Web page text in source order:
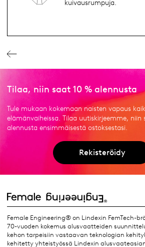
kuivausrumpuja.
Tilaa, niin saat 10 % alennusta
Tule mukaan kokemaan naisten vapaus
elämänvaiheissa. Tilaa uutiskirjeemme, niin
alennusta ensimmäisestä ostoksestasi.
Rekisteröidy
Female Engineering® on Lindexin FemTech-
70-vuoden kokemus alusvaatteiden
kehon tarpeisiin vastaavan teknologian
kehitetty yhteistyössä Lindexin